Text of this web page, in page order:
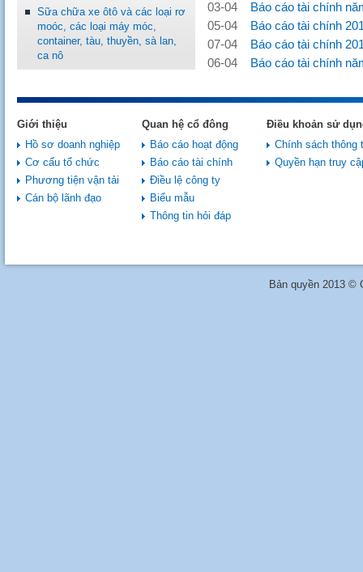
Sữa chữa xe ôtô và các loại rơ
moóc, các loại máy móc,
container, tàu, thuyền, sà lan,
ca nô
03-04 Báo cáo tài chính
05-04 Báo cáo tài chính
07-04 Báo cáo tài chính
06-04 Báo cáo tài chính
Giới thiệu
Hồ sơ doanh nghiệp
Cơ cấu tổ chức
Phương tiện vận tải
Cán bộ lãnh đạo
Quan hệ cổ đông
Báo cáo hoạt động
Báo cáo tài chính
Điều lệ công ty
Biểu mẫu
Thông tin hỏi đáp
Điều khoản sử
Chính sách thông
Quyền hạn truy
Bản quyền 2013 ©